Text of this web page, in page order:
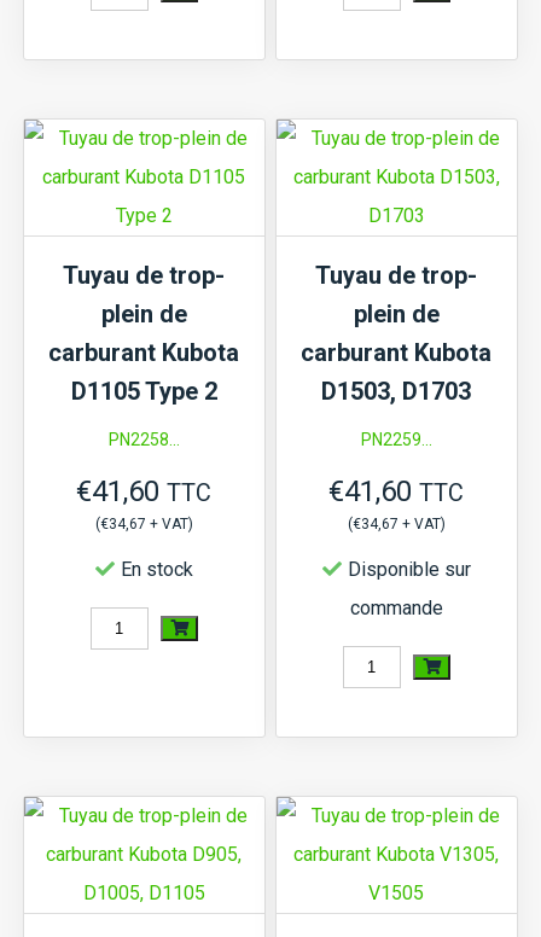
Tuyau
trop-
plein
Kubota
Moteur
D662,
D722,
D782
Tuyau
trop-
plein
Kubota
Moteur
D850,
D950
Tuyau de trop-
plein de
carburant Kubota
D1105 Type 2
PN2258...
€41,60 TTC
(€34,67 + VAT)
En stock
quantité
de
plein
de
carburant
Tuyau de trop-
plein de
carburant Kubota
D1503, D1703
PN2259...
€41,60 TTC
(€34,67 + VAT)
Disponible sur
commande
quantité
Tuyau
trop-
plein